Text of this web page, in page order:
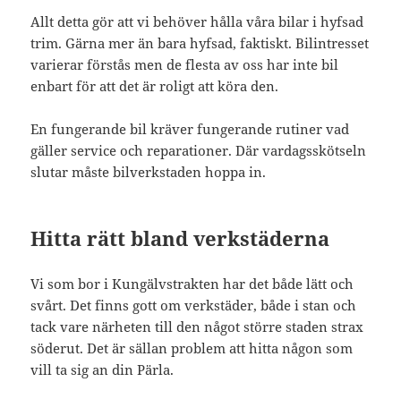
Allt detta gör att vi behöver hålla våra bilar i hyfsad
trim. Gärna mer än bara hyfsad, faktiskt. Bilintresset
varierar förstås men de flesta av oss har inte bil
enbart för att det är roligt att köra den.
En fungerande bil kräver fungerande rutiner vad
gäller service och reparationer. Där vardagsskötseln
slutar måste bilverkstaden hoppa in.
Hitta rätt bland verkstäderna
Vi som bor i Kungälvstrakten har det både lätt och
svårt. Det finns gott om verkstäder, både i stan och
tack vare närheten till den något större staden strax
söderut. Det är sällan problem att hitta någon som
vill ta sig an din Pärla.